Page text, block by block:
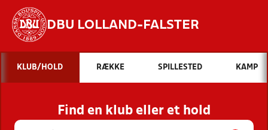
DBU LOLLAND-FALSTER
Hvad vil du søge efter?
INDHOLD OG NYHEDER
STILLINGER, RESULTATER, KLUBBER OG
HOLD
KLUB/HOLD RÆKKE SPILLESTED KAMP
Find en klub eller et hold